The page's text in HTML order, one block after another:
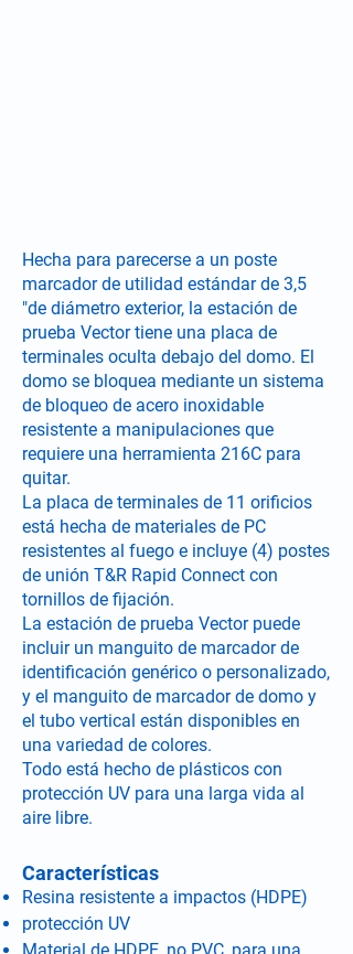
Hecha para parecerse a un poste
marcador de utilidad estándar de 3,5
"de diámetro exterior, la estación de
prueba Vector tiene una placa de
terminales oculta debajo del domo. El
domo se bloquea mediante un sistema
de bloqueo de acero inoxidable
resistente a manipulaciones que
requiere una herramienta 216C para
quitar.
La placa de terminales de 11 orificios
está hecha de materiales de PC
resistentes al fuego e incluye (4) postes
de unión T&R Rapid Connect con
tornillos de fijación.
La estación de prueba Vector puede
incluir un manguito de marcador de
identificación genérico o personalizado,
y el manguito de marcador de domo y
el tubo vertical están disponibles en
una variedad de colores.
Todo está hecho de plásticos con
protección UV para una larga vida al
aire libre.
Características
Resina resistente a impactos (HDPE)
protección UV